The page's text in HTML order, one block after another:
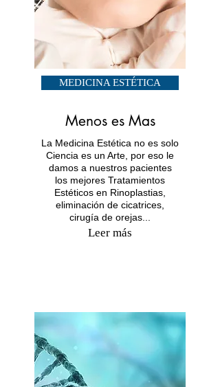
MEDICINA ESTÉTICA
Menos es Mas
La Medicina Estética no es solo
Ciencia es un Arte, por eso le
damos a nuestros pacientes
los mejores Tratamientos
Estéticos en Rinoplastias,
eliminación de cicatrices,
cirugía de orejas...
Leer más